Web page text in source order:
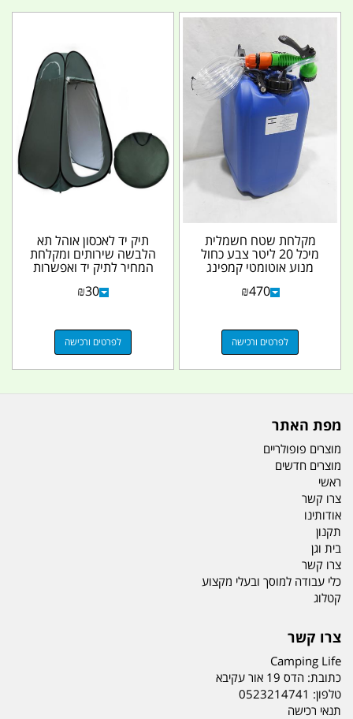
מקלחת שטח חשמלית
מיכל 20 ליטר צבע כחול
מנוע אוטומטי קמפינג
₪470
לפרטים ורכישה
תיק יד לאכסון אוהל תא
הלבשה שירותים ומקלחת
המחיר לתיק יד ואפשרות
לשאת על הגב...
₪30
לפרטים ורכישה
מפת האתר
מוצרים פופולריים
מוצרים חדשים
ראשי
צרו קשר
אודותינו
תקנון
בית וגן
צרו קשר
כלי עבודה למוסך ובעלי מקצוע
קטלוג
צרו קשר
Camping Life
כתובת: הדס 19 אור עקיבא
טלפון: 0523214741
תנאי רכישה